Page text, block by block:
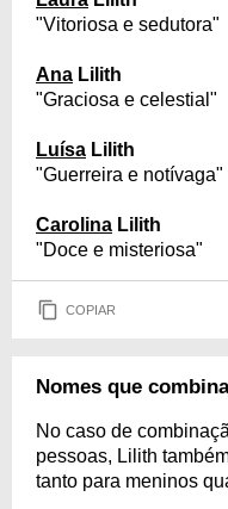
"Vitoriosa e sedutora"
Ana Lilith
"Graciosa e celestial"
Luísa Lilith
"Guerreira e notívaga"
Carolina Lilith
"Doce e misteriosa"
COPIAR
Nomes que
No caso de
pessoas, Lilith
tanto para meninos